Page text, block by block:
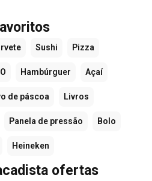
Sushi Pizza
Hambúrguer Açaí
de páscoa Livros
Panela de pressão Bolo
Heineken
ofertas